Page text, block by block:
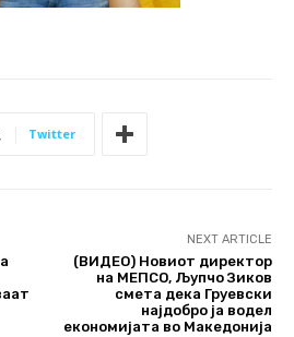
Twitter
NEXT ARTICLE
(ВИДЕО) Новиот директор
на МЕПСО, Љупчо Зиков
смета дека Груевски
најдобро ја водел
економијата во Македонија